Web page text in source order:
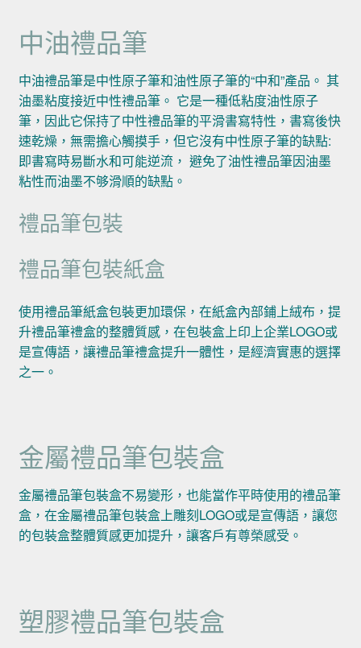
中油禮品筆
中油禮品筆是中性原子筆和油性原子筆的“中和”產品。 其
油墨粘度接近中性禮品筆。 它是一種低粘度油性原子
筆，因此它保持了中性禮品筆的平滑書寫特性，書寫後快
速乾燥，無需擔心觸摸手，但它沒有中性原子筆的缺點:
即書寫時易斷水和可能逆流， 避免了油性禮品筆因油墨
粘性而油墨不够滑順的缺點。
禮品筆包裝
禮品筆包裝紙盒
使用禮品筆紙盒包裝更加環保，在紙盒內部鋪上絨布，提
升禮品筆禮盒的整體質感，在包裝盒上印上企業LOGO或
是宣傳語，讓禮品筆禮盒提升一體性，是經濟實惠的選擇
之一。
金屬禮品筆包裝盒
金屬禮品筆包裝盒不易變形，也能當作平時使用的禮品筆
盒，在金屬禮品筆包裝盒上雕刻LOGO或是宣傳語，讓您
的包裝盒整體質感更加提升，讓客戶有尊榮感受。
塑膠禮品筆包裝盒